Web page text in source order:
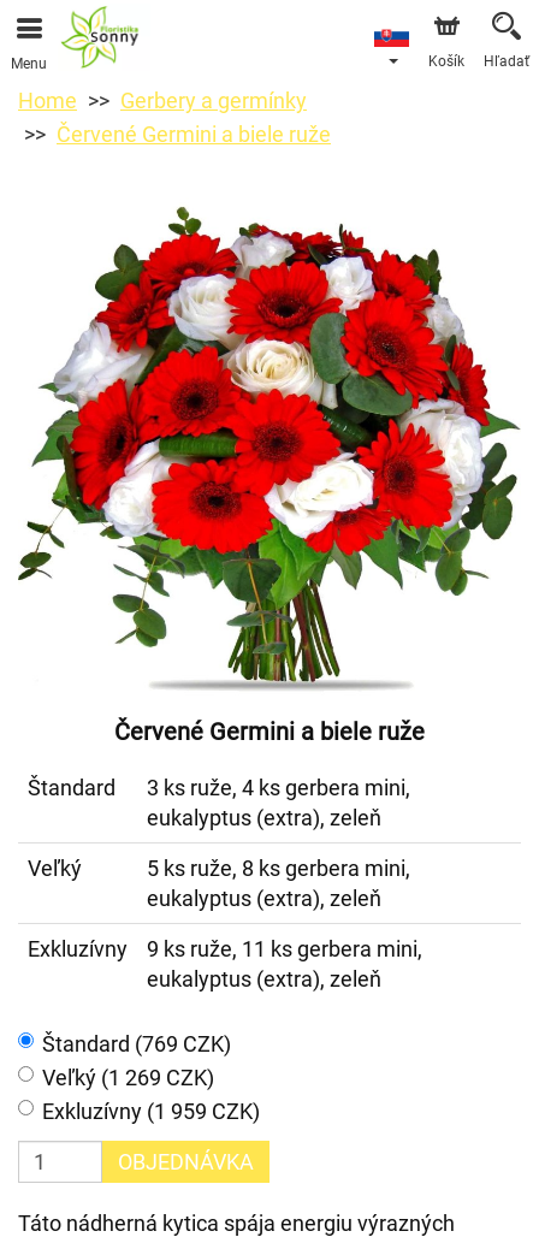
Menu Košík Hľadať
Home
Gerbery a germínky
Červené Germini a biele ruže
Červené Germini a biele ruže
Štandard
3 ks ruže, 4 ks gerbera mini,
eukalyptus (extra), zeleň
Veľký
5 ks ruže, 8 ks gerbera mini,
eukalyptus (extra), zeleň
Exkluzívny
9 ks ruže, 11 ks gerbera mini,
eukalyptus (extra), zeleň
Štandard (769 CZK)
Veľký (1 269 CZK)
Exkluzívny (1 959 CZK)
OBJEDNÁVKA
Táto nádherná kytica spája energiu výrazných